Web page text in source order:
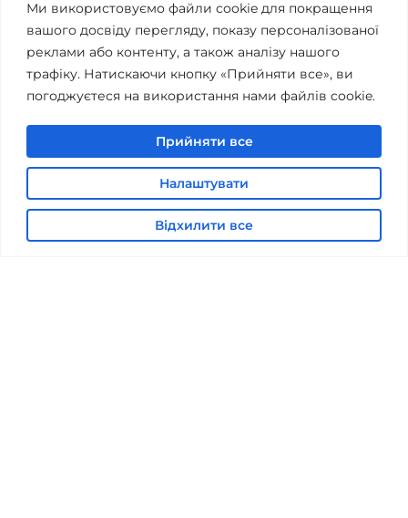
Ми використовуємо файли cookie для покращення
вашого досвіду перегляду, показу персоналізованої
реклами або контенту, а також аналізу нашого
трафіку. Натискаючи кнопку «Прийняти все», ви
погоджуєтеся на використання нами файлів cookie.
Налаштувати
Відхилити все
Прийняти все